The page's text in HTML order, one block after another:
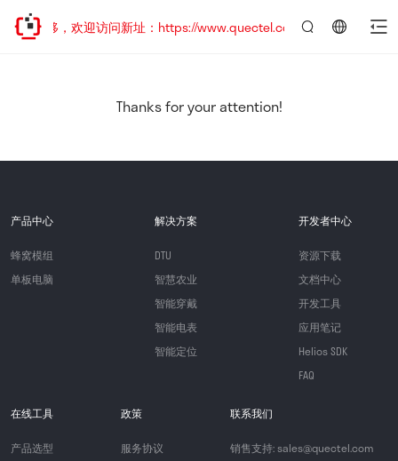
址已迁移，欢迎访问新址：https://www.quectel.com.cn
Thanks for your attention!
产品中心
蜂窝模组
单板电脑
解决方案
DTU
智慧农业
智能穿戴
智能电表
智能定位
开发者中心
资源下载
文档中心
开发工具
应用笔记
Helios SDK
FAQ
在线工具
产品选型
政策
服务协议
联系我们
销售支持: sales@quectel.com